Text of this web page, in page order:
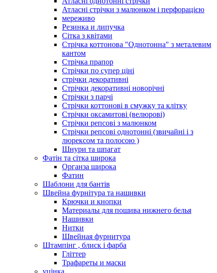
Атласні стрічки з малюнком і перфорацією
мереживо
Резинка и липучка
Сітка з квітами
Стрічка коттонова "Однотонна" з металевим
кантом
Стрічка прапор
Стрічки по супер ціні
стрічки декоративні
Стрічки декоративні новорічні
Стрічки з парчі
Стрічки коттонові в смужку та клітку
Стрічки оксамитові (велюрові)
Стрічки репсові з малюнком
Стрічки репсові однотонні (звичайні і з
люрексом та полосою )
Шнури та шпагат
Фатін та сітка широка
Органза широка
Фатин
Шаблони для бантів
Швейна фурнітура та нашивки
Крючки и кнопки
Материалы для пошива нижнего белья
Нашивки
Нитки
Швейная фурнитура
Штампінг , блиск і фарба
Гліттер
Трафареты и маски
уцінка